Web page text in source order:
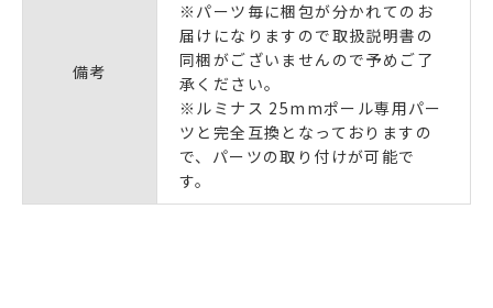
備考
※パーツ毎に梱包が分かれてのお
届けになりますので取扱説明書の
同梱がございませんので予めご了
承ください。
※ルミナス 25mmポール専用パー
ツと完全互換となっておりますの
で、パーツの取り付けが可能で
す。